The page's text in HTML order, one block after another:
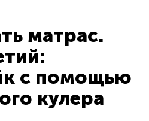
матрас.
с помощью
кулера